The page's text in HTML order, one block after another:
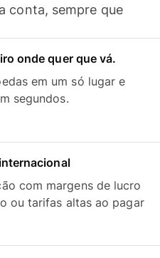
conta, sempre que
onde quer que vá.
em um só lugar e
segundos.
com margens de lucro
ou tarifas altas ao pagar